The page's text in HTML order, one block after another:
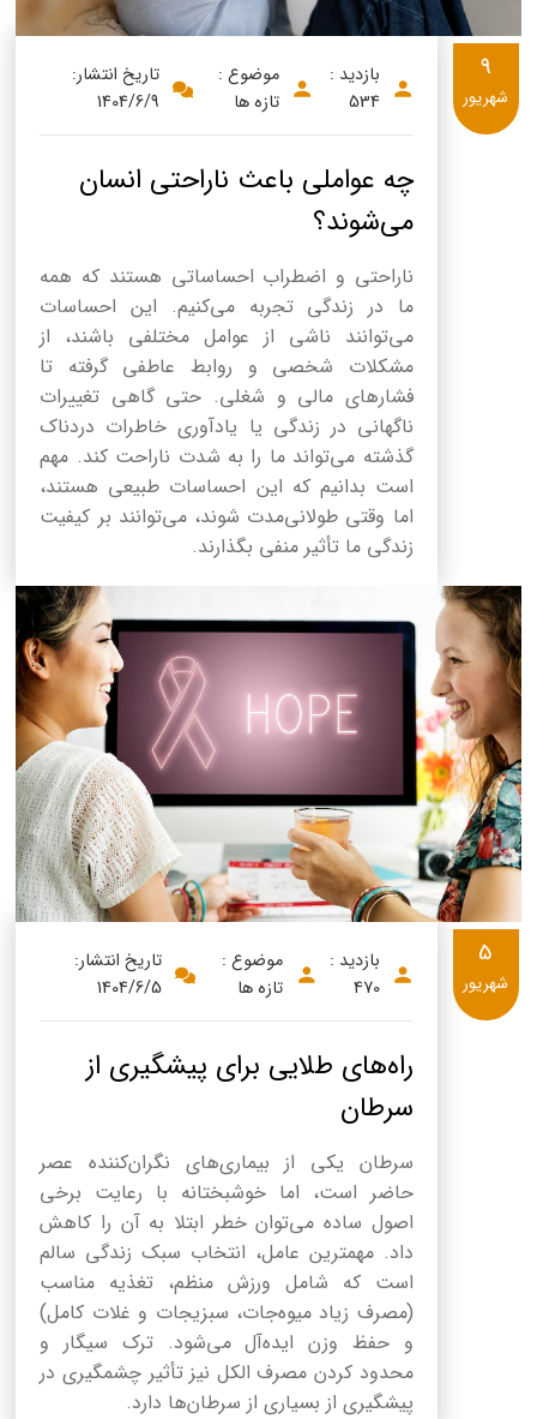
گالری تصاویر
Russian
Arabic
بازدید :
534
موضوع :
تازه ها
تاریخ انتشار:
1404/6/9
چه عواملی باعث ناراحتی انسان
می‌شوند؟
ناراحتی و اضطراب احساساتی هستند که همه
ما در زندگی تجربه می‌کنیم. این احساسات
می‌توانند ناشی از عوامل مختلفی باشند، از
مشکلات شخصی و روابط عاطفی گرفته تا
فشارهای مالی و شغلی. حتی گاهی تغییرات
ناگهانی در زندگی یا یادآوری خاطرات دردناک
گذشته می‌تواند ما را به شدت ناراحت کند. مهم
است بدانیم که این احساسات طبیعی هستند،
اما وقتی طولانی‌مدت شوند، می‌توانند بر کیفیت
زندگی ما تأثیر منفی بگذارند.
9
شهریور
بازدید :
470
موضوع :
تازه ها
تاریخ انتشار:
1404/6/5
راه‌های طلایی برای پیشگیری از
سرطان
سرطان یکی از بیماری‌های نگران‌کننده عصر
حاضر است، اما خوشبختانه با رعایت برخی
اصول ساده می‌توان خطر ابتلا به آن را کاهش
داد. مهمترین عامل، انتخاب سبک زندگی سالم
است که شامل ورزش منظم، تغذیه مناسب
(مصرف زیاد میوه‌جات، سبزیجات و غلات کامل)
و حفظ وزن ایده‌آل می‌شود. ترک سیگار و
محدود کردن مصرف الکل نیز تأثیر چشمگیری در
پیشگیری از بسیاری از سرطان‌ها دارد.
5
شهریور